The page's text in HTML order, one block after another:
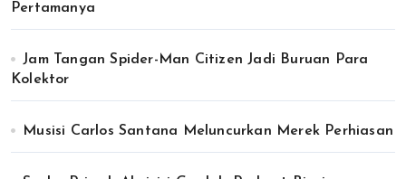
Pertamanya
Jam Tangan Spider-Man Citizen Jadi Buruan Para
Kolektor
Musisi Carlos Santana Meluncurkan Merek Perhiasan